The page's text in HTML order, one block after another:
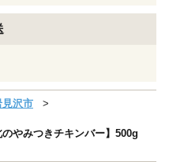
見沢市
やみつきチキンバー】500g